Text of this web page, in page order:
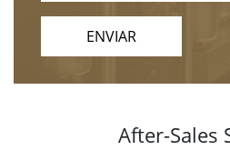
ENVIAR
After-Sales